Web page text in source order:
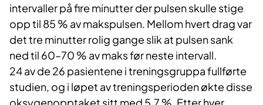
intervaller på fire minutter der pulsen skulle stige
opp til 85 % av makspulsen. Mellom hvert drag var
det tre minutter rolig gange slik at pulsen sank
ned til 60–70 % av maks før neste intervall.
24 av de 26 pasientene i treningsgruppa fullførte
studien, og i løpet av treningsperioden økte disse